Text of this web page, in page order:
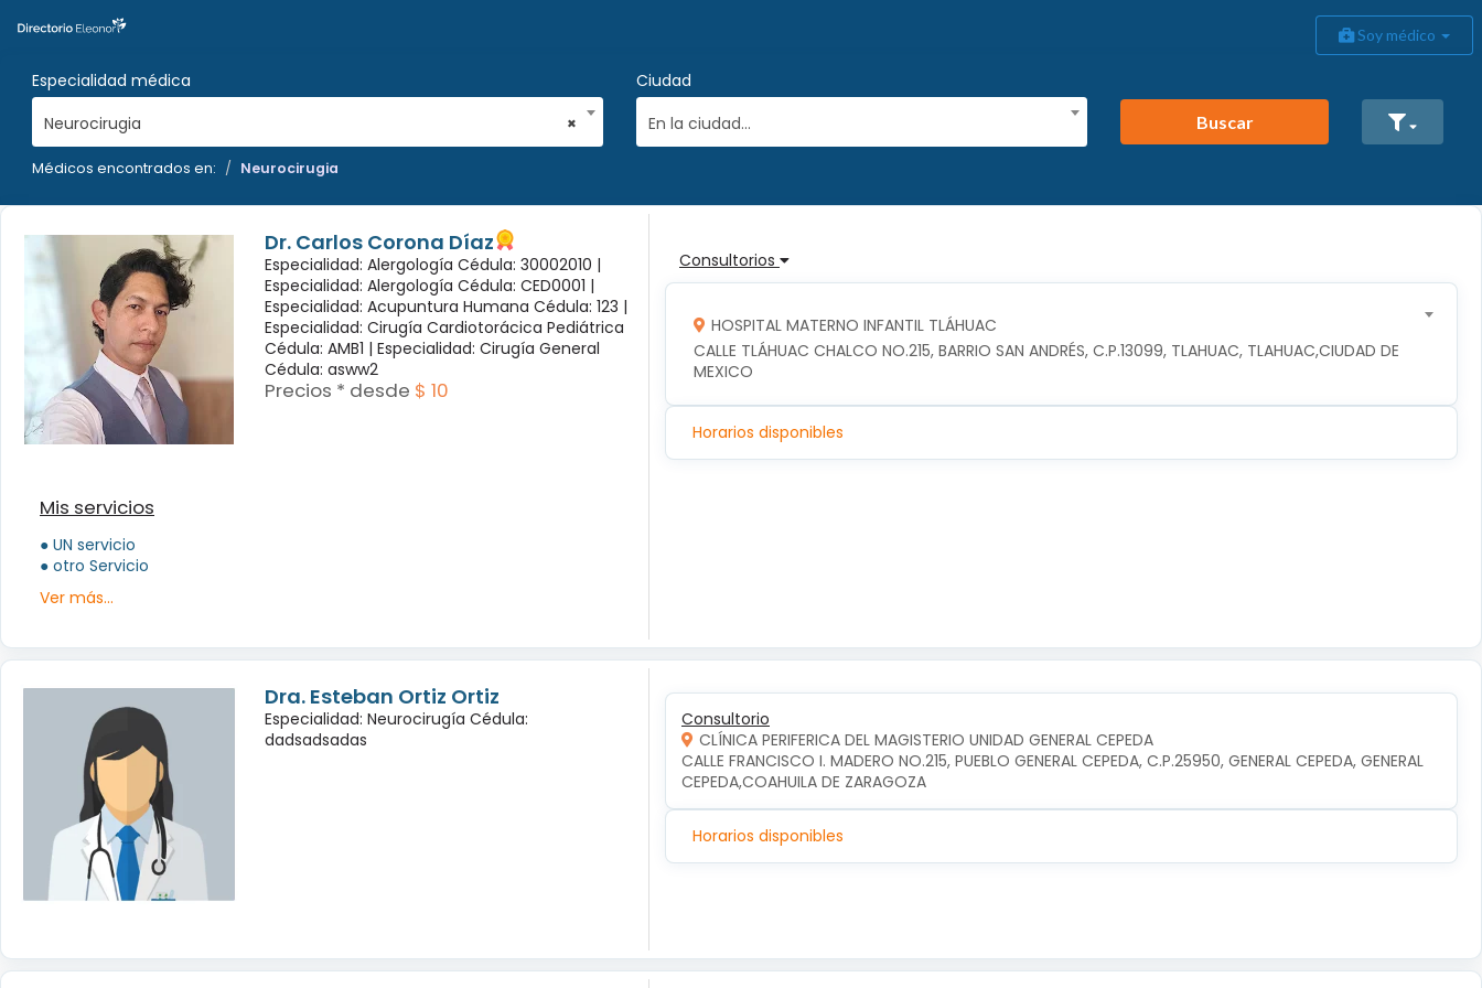
Soy médico
Especialidad médica
×
Neurocirugia
Ciudad
En la ciudad...
Buscar
Médicos encontrados en: Neurocirugia
Dr. Carlos Corona Díaz
Especialidad: Alergología Cédula: 30002010 |
Especialidad: Alergología Cédula: CED0001 |
Especialidad: Acupuntura Humana Cédula: 123 |
Especialidad: Cirugía Cardiotorácica Pediátrica
Cédula: AMB1 | Especialidad: Cirugía General
Cédula: asww2
Precios * desde $ 10
Mis servicios
● UN servicio
● otro Servicio
Ver más...
Consultorios
HOSPITAL MATERNO INFANTIL TLÁHUAC
CALLE TLÁHUAC CHALCO NO.215, BARRIO SAN ANDRÉS, C.P.13099, TLAHUAC, TLAHUAC,CIUDAD DE
MEXICO
Horarios disponibles
Dra. Esteban Ortiz Ortiz
Especialidad: Neurocirugía Cédula:
dadsadsadas
Consultorio
CLÍNICA PERIFERICA DEL MAGISTERIO UNIDAD GENERAL CEPEDA
CALLE FRANCISCO I. MADERO NO.215, PUEBLO GENERAL CEPEDA, C.P.25950, GENERAL CEPEDA, GENERAL
CEPEDA,COAHUILA DE ZARAGOZA
Horarios disponibles